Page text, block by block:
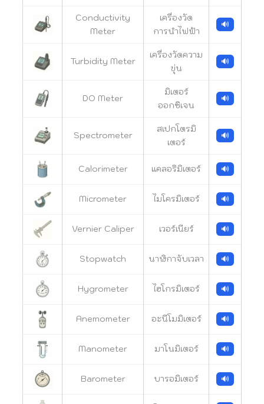
Conductivity
Meter
เครื่องวัด
การนำไฟฟ้า
🔊
Turbidity Meter
เครื่องวัดความ
ขุ่น
🔊
DO Meter
มิเตอร์
ออกซิเจน
🔊
Spectrometer
สเปกโตรมิ
เตอร์
🔊
Calorimeter แคลอริมิเตอร์ 🔊
Micrometer ไมโครมิเตอร์ 🔊
Vernier Caliper เวอร์เนียร์ 🔊
Stopwatch นาฬิกาจับเวลา 🔊
Hygrometer ไฮโกรมิเตอร์ 🔊
Anemometer อะนีโมมิเตอร์ 🔊
Manometer มาโนมิเตอร์ 🔊
Barometer บารอมิเตอร์ 🔊